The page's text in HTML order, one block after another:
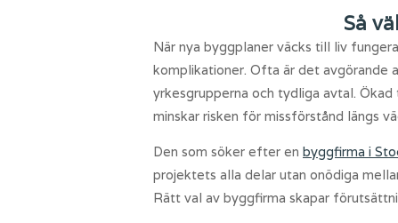
Så
När nya byggplaner väcks till liv
komplikationer. Ofta är det avgörande
yrkesgrupperna och tydliga avtal.
minskar risken för missförstånd längs
Den som söker efter en byggfirma i
projektets alla delar utan onödiga
Rätt val av byggfirma skapar